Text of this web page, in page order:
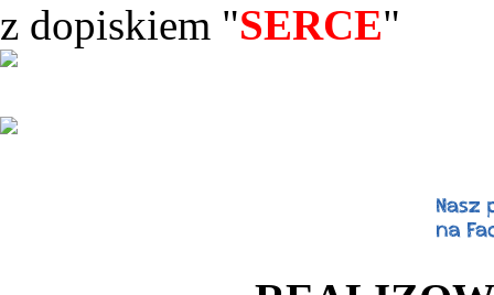
z dopiskiem "SERCE"